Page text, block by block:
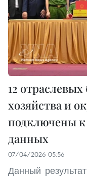
12
хозяйства и
подключены
данных
07/04/2026 05:56
Данный